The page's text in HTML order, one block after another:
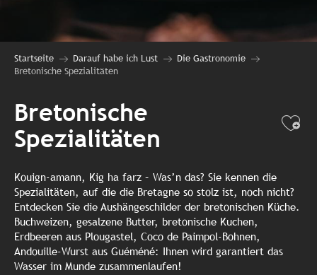
Startseite Darauf habe ich Lust
Die Gastronomie
Bretonische Spezialitäten
Bretonische
Spezialitäten
Kouign-amann, Kig ha farz – Was’n das? Sie kennen die
Spezialitäten, auf die die Bretagne so stolz ist, noch nicht?
Entdecken Sie die Aushängeschilder der bretonischen Küche.
Buchweizen, gesalzene Butter, bretonische Kuchen,
Erdbeeren aus Plougastel, Coco de Paimpol-Bohnen,
Andouille-Wurst aus Guéméné: Ihnen wird garantiert das
Wasser im Munde zusammenlaufen!